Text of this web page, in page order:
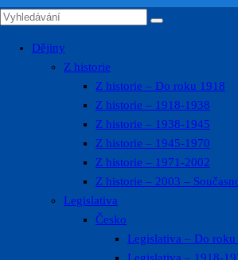
Dějiny
Z historie
Z historie – Do roku 1918
Z historie – 1918-1938
Z historie – 1938-1945
Z historie – 1945-1970
Z historie – 1971-2002
Z historie – 2003 –
Legislativa
Česko
Legislativa – Do roku